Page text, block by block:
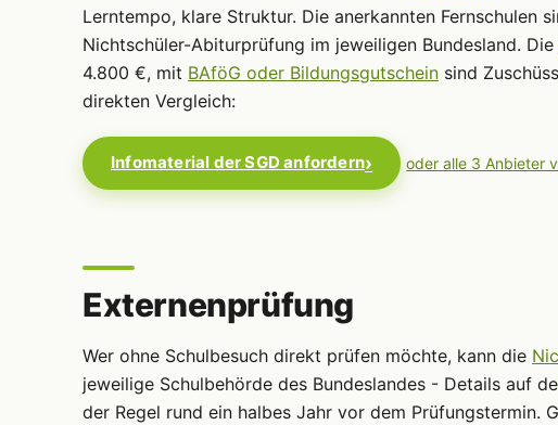
Lerntempo, klare Struktur. Die anerkannten Fernschulen
Nichtschüler-Abiturprüfung im jeweiligen Bundesland. Die
4.800 €, mit BAföG oder Bildungsgutschein sind
direkten Vergleich:
Infomaterial der SGD anfordern oder alle 3 Anbieter
Externenprüfung
Wer ohne Schulbesuch direkt prüfen möchte, kann die
jeweilige Schulbehörde des Bundeslandes - Details auf
der Regel rund ein halbes Jahr vor dem Prüfungstermin.